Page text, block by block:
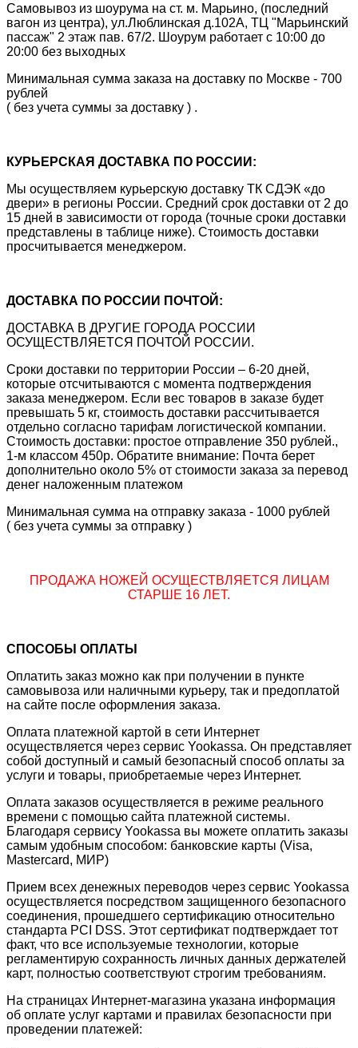
Самовывоз из шоурума на ст. м. Марьино, (последний
вагон из центра), ул.Люблинская д.102А, ТЦ "Марьинский
пассаж" 2 этаж пав. 67/2. Шоурум работает с 10:00 до
20:00 без выходных
Минимальная сумма заказа на доставку по Москве - 700
рублей
( без учета суммы за доставку ) .
КУРЬЕРСКАЯ ДОСТАВКА ПО РОССИИ:
Мы осуществляем курьерскую доставку ТК СДЭК «до
двери» в регионы России. Средний срок доставки от 2 до
15 дней в зависимости от города (точные сроки доставки
представлены в таблице ниже). Стоимость доставки
просчитывается менеджером.
ДОСТАВКА ПО РОССИИ ПОЧТОЙ:
ДОСТАВКА В ДРУГИЕ ГОРОДА РОССИИ
ОСУЩЕСТВЛЯЕТСЯ ПОЧТОЙ РОССИИ.
Сроки доставки по территории России – 6-20 дней,
которые отсчитываются с момента подтверждения
заказа менеджером. Если вес товаров в заказе будет
превышать 5 кг, стоимость доставки рассчитывается
отдельно согласно тарифам логистической компании.
Стоимость доставки: простое отправление 350 рублей.,
1-м классом 450р. Обратите внимание: Почта берет
дополнительно около 5% от стоимости заказа за перевод
денег наложенным платежом
Минимальная сумма на отправку заказа - 1000 рублей
( без учета суммы за отправку )
ПРОДАЖА НОЖЕЙ ОСУЩЕСТВЛЯЕТСЯ ЛИЦАМ
СТАРШЕ 16 ЛЕТ.
СПОСОБЫ ОПЛАТЫ
Оплатить заказ можно как при получении в пункте
самовывоза или наличными курьеру, так и предоплатой
на сайте после оформления заказа.
Оплата платежной картой в сети Интернет
осуществляется через сервис Yookassa. Он представляет
собой доступный и самый безопасный способ оплаты за
услуги и товары, приобретаемые через Интернет.
Оплата заказов осуществляется в режиме реального
времени с помощью сайта платежной системы.
Благодаря сервису Yookassa вы можете оплатить заказы
самым удобным способом: банковские карты (Visa,
Mastercard, МИР)
Прием всех денежных переводов через сервис Yookassa
осуществляется посредством защищенного безопасного
соединения, прошедшего сертификацию относительно
стандарта PCI DSS. Этот сертификат подтверждает тот
факт, что все используемые технологии, которые
регламентирую сохранность личных данных держателей
карт, полностью соответствуют строгим требованиям.
На страницах Интернет-магазина указана информация
об оплате услуг картами и правилах безопасности при
проведении платежей: